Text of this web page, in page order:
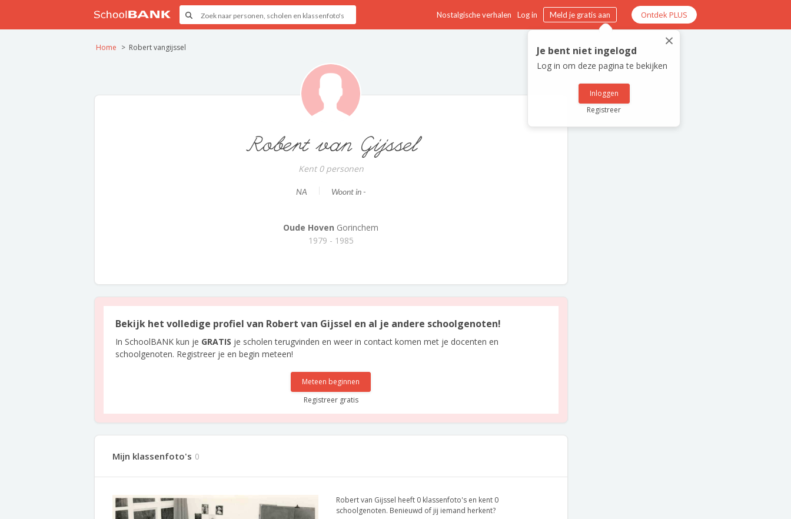
Nostalgische verhalen Log in Meld je gratis aan Ontdek PLUS
×
Je bent niet ingelogd
Log in om deze pagina te bekijken
Inloggen
Registreer
Home Robert vangijssel
Robert van Gijssel
Kent 0 personen
NA Woont in -
Oude Hoven Gorinchem
1979 - 1985
Bekijk het volledige profiel van Robert van Gijssel en al je andere schoolgenoten!
In SchoolBANK kun je GRATIS je scholen terugvinden en weer in contact komen met je docenten en
schoolgenoten. Registreer je en begin meteen!
Meteen beginnen
Registreer gratis
Mijn klassenfoto's 0
Robert van Gijssel heeft 0 klassenfoto's en kent 0
schoolgenoten. Benieuwd of jij iemand herkent?